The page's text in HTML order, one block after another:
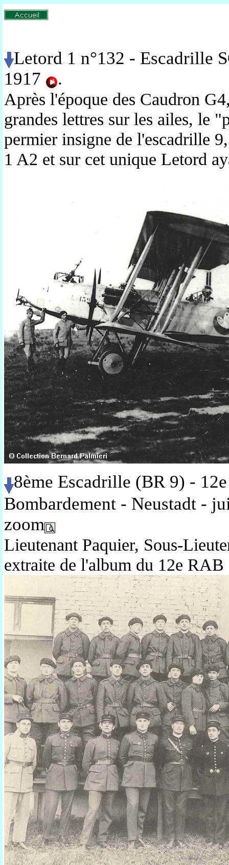
Letord 1 n°132 - Escadrille
1917
.
Après l'époque des Caudron
grandes lettres sur les ailes, le
permier insigne de l'escadrille
1 A2 et sur cet unique Letord
8ème Escadrille (BR 9) -
Bombardement - Neustadt -
zoom
Lieutenant Paquier, Sous-
extraite de l'album du 12e RAB